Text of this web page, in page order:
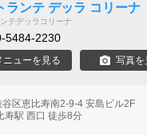
ランテ デッラ コリーナ
テデッラコリーナ
5484-2230
ニューを見る 写真を
谷区恵比寿南2-9-4 安島ビル2F
寿駅 西口 徒歩8分